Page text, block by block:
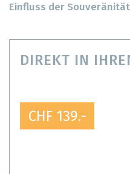
Einfluss der
DIREKT IN
CHF 139.-